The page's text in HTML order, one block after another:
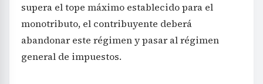
supera el tope máximo establecido para el
monotributo, el contribuyente deberá
abandonar este régimen y pasar al régimen
general de impuestos.